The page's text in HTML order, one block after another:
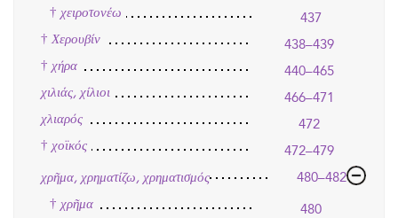
† χειροτονέω
437
† Χερουβίν
438–439
† χήρα
440–465
χιλιάς, χίλιοι
466–471
χλιαρός
472
† χοϊκός
472–479
χρῆμα, χρηματίζω, χρηματισμός
480–482
† χρῆμα
480